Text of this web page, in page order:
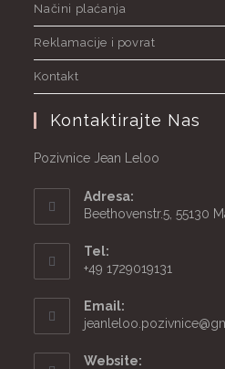
Načini plaćanja
Reklamacije i povrat
Kontakt
Kontaktirajte Nas
Pozivnice Jean Leloo
Adresa:
Beethovenstr.5, 55130
Tel:
+49 1729019131
Email:
Website: